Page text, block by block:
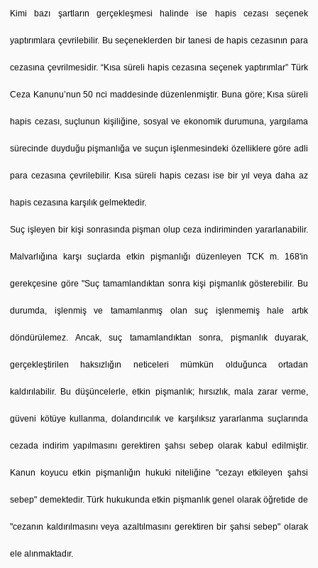
Kimi bazı şartların gerçekleşmesi halinde ise hapis cezası seçenek
yaptırımlara çevrilebilir. Bu seçeneklerden bir tanesi de hapis cezasının para
cezasına çevrilmesidir. “Kısa süreli hapis cezasına seçenek yaptırımlar” Türk
Ceza Kanunu’nun 50 nci maddesinde düzenlenmiştir. Buna göre; Kısa süreli
hapis cezası, suçlunun kişiliğine, sosyal ve ekonomik durumuna, yargılama
sürecinde duyduğu pişmanlığa ve suçun işlenmesindeki özelliklere göre adli
para cezasına çevrilebilir. Kısa süreli hapis cezası ise bir yıl veya daha az
hapis cezasına karşılık gelmektedir.
Suç işleyen bir kişi sonrasında pişman olup ceza indiriminden yararlanabilir.
Malvarlığına karşı suçlarda etkin pişmanlığı düzenleyen TCK m. 168'in
gerekçesine göre "Suç tamamlandıktan sonra kişi pişmanlık gösterebilir. Bu
durumda, işlenmiş ve tamamlanmış olan suç işlenmemiş hale artık
döndürülemez. Ancak, suç tamamlandıktan sonra, pişmanlık duyarak,
gerçekleştirilen haksızlığın neticeleri mümkün olduğunca ortadan
kaldırılabilir. Bu düşüncelerle, etkin pişmanlık; hırsızlık, mala zarar verme,
güveni kötüye kullanma, dolandırıcılık ve karşılıksız yararlanma suçlarında
cezada indirim yapılmasını gerektiren şahsı sebep olarak kabul edilmiştir.
Kanun koyucu etkin pişmanlığın hukuki niteliğine "cezayı etkileyen şahsi
sebep" demektedir. Türk hukukunda etkin pişmanlık genel olarak öğretide de
"cezanın kaldırılmasını veya azaltılmasını gerektiren bir şahsi sebep" olarak
ele alınmaktadır.